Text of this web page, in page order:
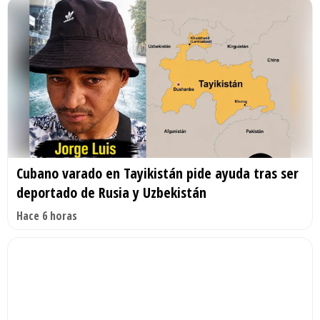
Cubano varado en Tayikistán pide ayuda tras ser
deportado de Rusia y Uzbekistán
Hace 6 horas